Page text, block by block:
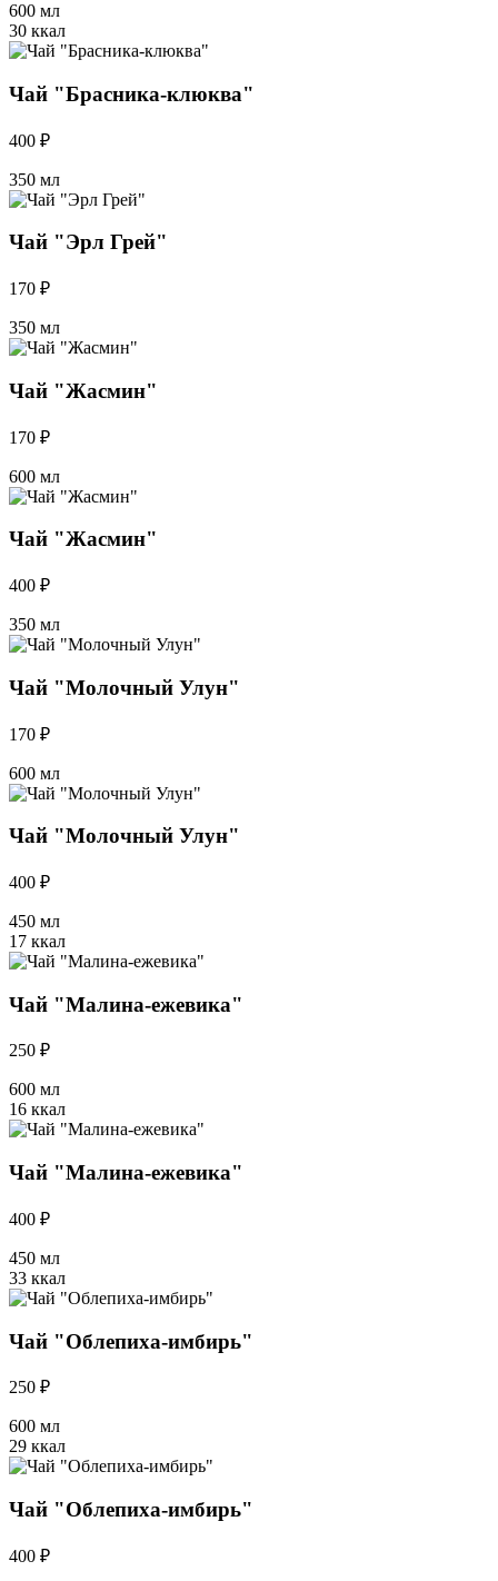
600 мл
30 ккал
Чай "Брасника-клюква"
400 ₽
350 мл
Чай "Эрл Грей"
170 ₽
350 мл
Чай "Жасмин"
170 ₽
600 мл
Чай "Жасмин"
400 ₽
350 мл
Чай "Молочный Улун"
170 ₽
600 мл
Чай "Молочный Улун"
400 ₽
450 мл
17 ккал
Чай "Малина-ежевика"
250 ₽
600 мл
16 ккал
Чай "Малина-ежевика"
400 ₽
450 мл
33 ккал
Чай "Облепиха-имбирь"
250 ₽
600 мл
29 ккал
Чай "Облепиха-имбирь"
400 ₽